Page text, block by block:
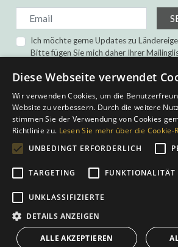
Ich möchte gerne Updates zu
Bitte fügen Sie mich daher Ihrer
Datenschutz-Bestimmungen.
Datenschutz-Bestimmungen
Diese Webseite verwendet
Wir verwenden Cookies, um die
Website zu verbessern. Durch die weitere
stimmen Sie der Verwendung von Cookies
Richtlinie zu. Lesen Sie mehr über die Cookie-
UNBEDINGT ERFORDERLICH
TARGETING FUNKTIONALITÄT
UNKLASSIFIZIERTE
DETAILS ANZEIGEN
ALLE AKZEPTIEREN